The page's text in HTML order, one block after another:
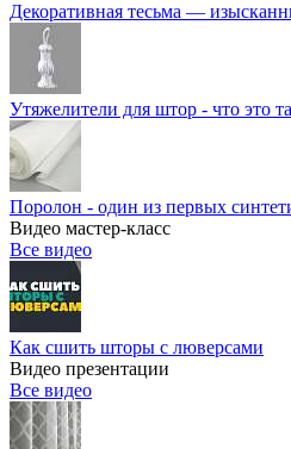
Декоративная тесьма —
Утяжелители для штор - что это
Поролон - один из первых
Видео мастер-класс
Все видео
Как сшить шторы с люверсами
Видео презентации
Все видео